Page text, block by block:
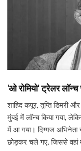
'ओ रोमियो' ट्रेलर
शाहिद कपूर, तृप्ति डिमरी
मुंबई में लॉन्च किया गया,
में आ गया। दिग्गज अभिनेता
छोड़कर चले गए, जिससे वहां